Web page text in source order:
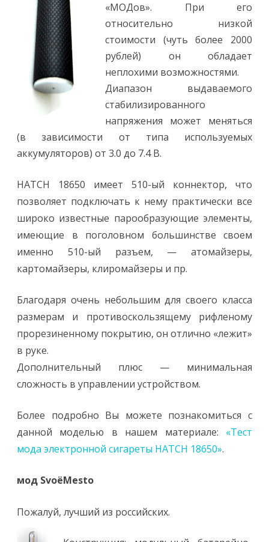
«МОДов». При его
относительно низкой
стоимости (чуть более 2000
рублей) он обладает
неплохими возможностями.
Диапазон выдаваемого
стабилизированного
напряжения может меняться
(в зависимости от типа используемых
аккумуляторов) от 3.0 до 7.4 В.
HATCH 18650 имеет 510-ый коннектор, что
позволяет подключать к нему практически все
широко известные парообразующие элементы,
имеющие в поголовном большинстве своем
именно 510-ый разъем, — атомайзеры,
картомайзеры, клиромайзеры и пр.
Благодаря очень небольшим для своего класса
размерам и противоскользящему рифленому
прорезиненному покрытию, он отлично «лежит»
в руке.
Дополнительный плюс — минимальная
сложность в управлении устройством.
Более подробно Вы можете познакомиться с
данной моделью в нашем материале: «Тест
мода электронной сигареты HATCH 18650».
мод SvoёMesto
Пожалуй, лучший из российских.